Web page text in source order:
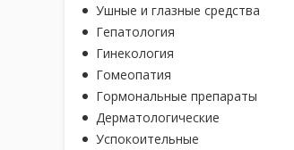
Ушные и глазные средства
Гепатология
Гинекология
Гомеопатия
Гормональные препараты
Дерматологические
Успокоительные